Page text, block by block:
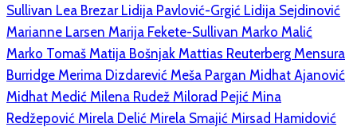
Sullivan Lea Brezar Lidija Pavlović-Grgić Lidija Sejdinović
Marianne Larsen Marija Fekete-Sullivan Marko Malić
Marko Tomaš Matija Bošnjak Mattias Reuterberg Mensura
Burridge Merima Dizdarević Meša Pargan Midhat Ajanović
Midhat Medić Milena Rudež Milorad Pejić Mina
Redžepović Mirela Delić Mirela Smajić Mirsad Hamidović